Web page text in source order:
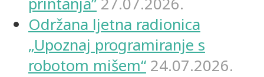
Održana ljetna radionica
„Upoznaj programiranje s
robotom mišem“ 24.07.2026.